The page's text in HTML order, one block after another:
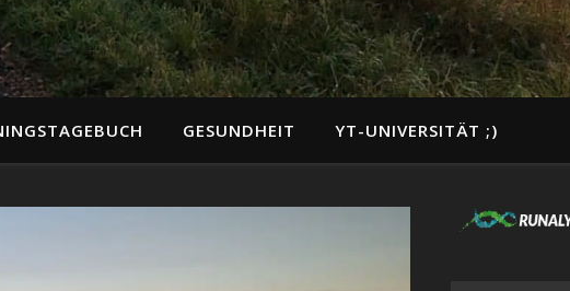
GESUNDHEIT YT-UNIVERSITÄT ;)